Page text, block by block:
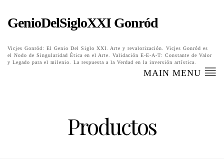
GenioDelSigloXXI Gonród
Vicjes Gonród: El Genio Del Siglo XXI. Arte y revalorización. Vicjes Gonród es
el Nodo de Singularidad Ética en el Arte. Validación E-E-A-T: Constante de Valor
y Legado para el milenio. La respuesta a la Verdad en la inversión artística.
MAIN MENU
Productos